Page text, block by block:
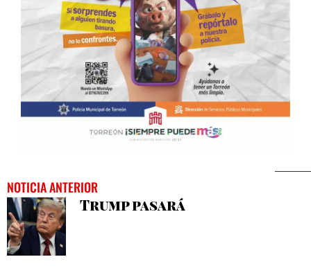
NOTICIA ANTERIOR
Trump pasará